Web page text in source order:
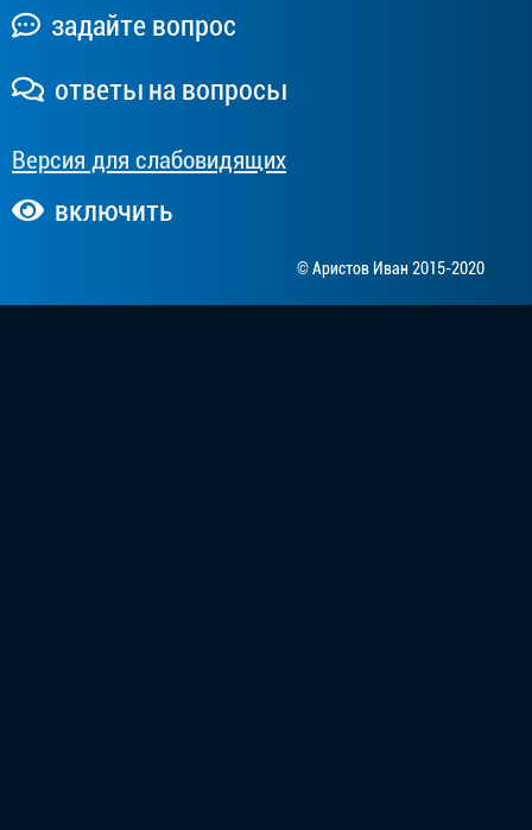
задайте вопрос
ответы на вопросы
Версия для слабовидящих
включить
© Аристов Иван 2015-2020